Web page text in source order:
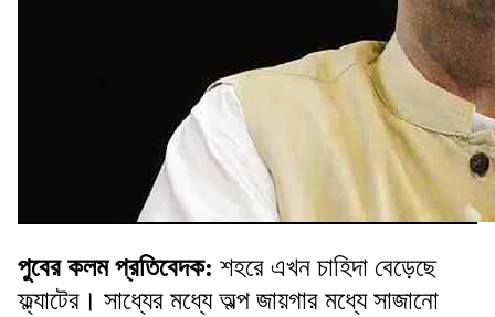
পুবের কলম প্রতিবেদক: শহরে এখন চাহিদা বেড়েছে
ফ্ল্যাটের। সাধ্যের মধ্যে অল্প জায়গার মধ্যে সাজানো